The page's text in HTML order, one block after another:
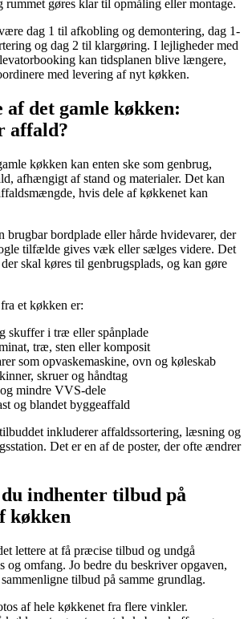
rummet gøres klar til opmåling eller montage.
dag 1 til afkobling og demontering, dag 1-
og dag 2 til klargøring. I lejligheder med
kan tidsplanen blive længere,
med levering af nyt køkken.
af det gamle køkken:
affald?
køkken kan enten ske som genbrug,
afhængigt af stand og materialer. Det kan
hvis dele af køkkenet kan
brugbar bordplade eller hårde hvidevarer, der
tilfælde gives væk eller sælges videre. Det
skal køres til genbrugsplads, og kan gøre
et køkken er:
skuffer i træ eller spånplade
træ, sten eller komposit
som opvaskemaskine, ovn og køleskab
skruer og håndtag
mindre VVS-dele
og blandet byggeaffald
inkluderer affaldssortering, læsning og
Det er en af de poster, der ofte ændrer
indhenter tilbud på
køkken
lettere at få præcise tilbud og undgå
og omfang. Jo bedre du beskriver opgaven,
tilbud på samme grundlag.
af hele køkkenet fra flere vinkler.